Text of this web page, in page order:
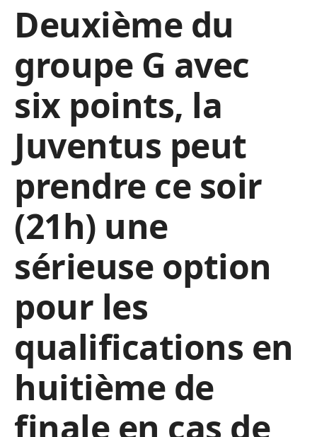
Deuxième du
groupe G avec
six points, la
Juventus peut
prendre ce soir
(21h) une
sérieuse option
pour les
qualifications en
huitième de
finale en cas de